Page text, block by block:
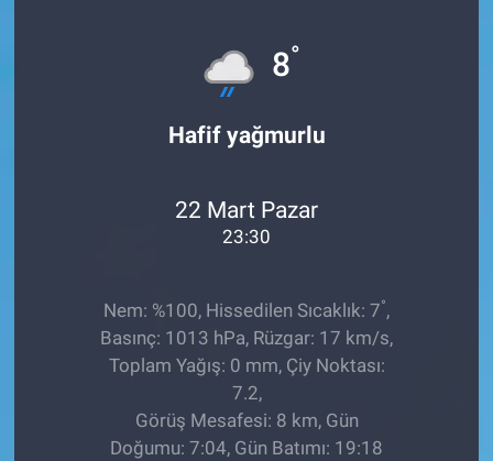
8°
Hafif yağmurlu
22 Mart Pazar
23:30
Nem: %100, Hissedilen Sıcaklık: 7°,
Basınç: 1013 hPa, Rüzgar: 17 km/s,
Toplam Yağış: 0 mm, Çiy Noktası:
7.2,
Görüş Mesafesi: 8 km, Gün
Doğumu: 7:04, Gün Batımı: 19:18
ASAYİŞ
ÇEVRE
HABERDE İNSAN